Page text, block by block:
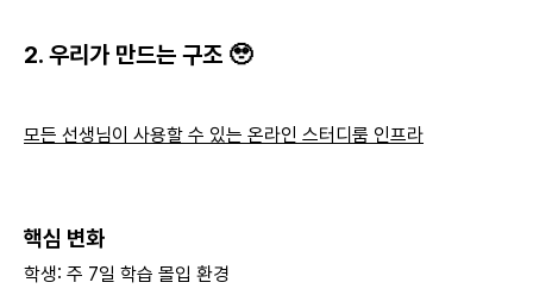
2. 우리가 만드는 구조 🥹
모든 선생님이 사용할 수 있는 온라인 스터디룸 인프라
핵심 변화
학생: 주 7일 학습 몰입 환경